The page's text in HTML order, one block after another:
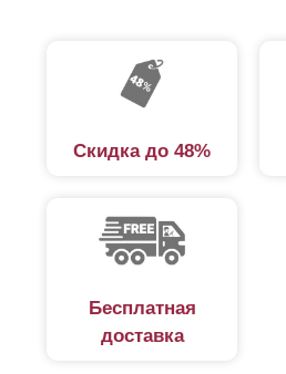
Скидка до 48%
Бесплатная
доставка